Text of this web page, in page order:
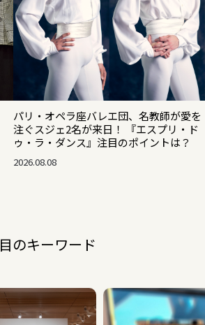
パリ・オペラ座バレエ団、名教師が愛を
注ぐスジェ2名が来日！ 『エスプリ・ド
ゥ・ラ・ダンス』注目のポイントは？
2026.08.08
のキーワード